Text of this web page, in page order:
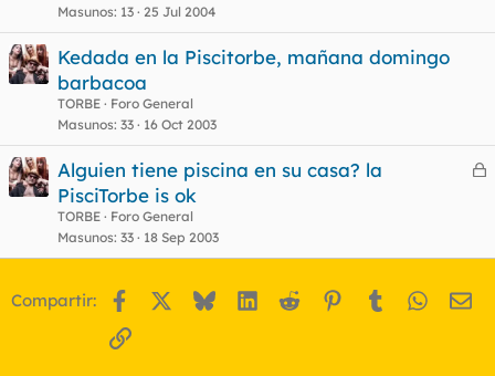
Masunos 13 25 Jul 2004
Kedada en la Piscitorbe, mañana domingo
barbacoa
TORBE
Foro General
Masunos 33 16 Oct 2003
C
a
Alguien tiene piscina en su casa? la
PisciTorbe is ok
TORBE
Foro General
Masunos 33 18 Sep 2003
Compartir: Facebook BlueskyLinkedIn
Reddit Pinterest
Tumblr
Enlace